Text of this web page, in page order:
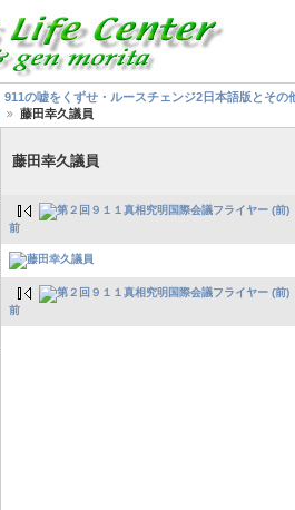
911の嘘をくずせ・ルースチェンジ2日本語版とその
藤田幸久議員
藤田幸久議員
前
前